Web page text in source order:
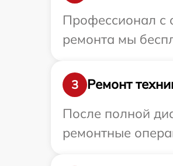
Профессионал с
ремонта мы
3
Ремонт
После полной
ремонтные